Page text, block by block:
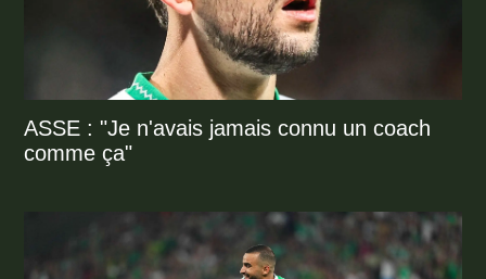
ASSE : "Je n'avais jamais connu un coach
comme ça"